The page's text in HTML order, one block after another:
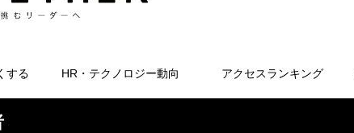
する HR・テクノロジー動向 アクセスランキング